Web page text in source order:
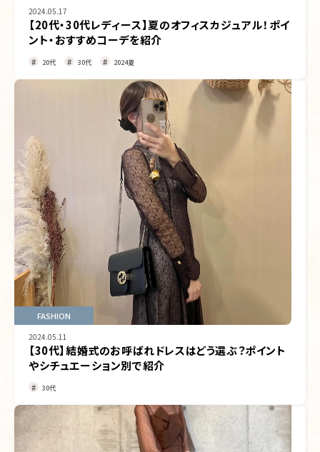
2024.05.17
【20代・30代レディース】夏のオフィスカジュアル！ポイ
ント・おすすめコーデを紹介
20代 30代 2024夏
FASHION
2024.05.11
【30代】結婚式のお呼ばれドレスはどう選ぶ？ポイント
やシチュエーション別で紹介
30代